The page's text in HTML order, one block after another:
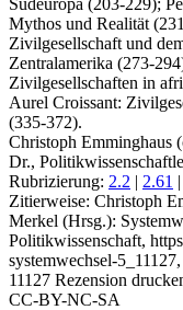
Mythos und Realität
Zivilgesellschaft und
Zentralamerika (273-
Zivilgesellschaften in
Aurel Croissant:
(335-372).
Christoph Emminghaus
Dr.,
Rubrizierung: 2.2 | 2.61 |
Zitierweise: Christoph
Merkel (Hrsg.):
Politikwissenschaft,
systemwechsel-
11127 Rezension
CC-BY-NC-SA